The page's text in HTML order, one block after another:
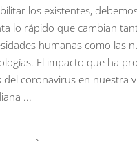
los existentes,
lo rápido que cambian
humanas como las
El impacto que ha
del coronavirus en nuestra